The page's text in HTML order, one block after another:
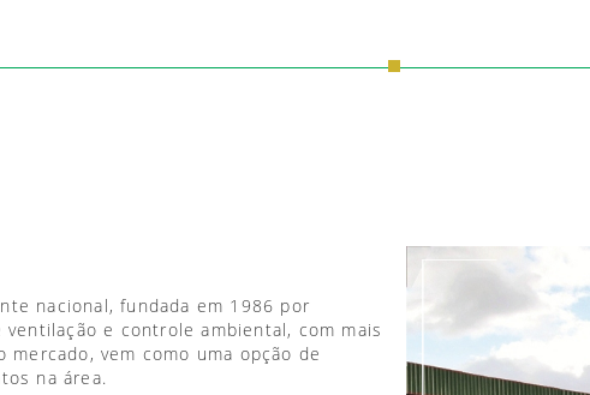
nacional, fundada em 1986 por
e controle ambiental, com mais
vem como uma opção de
na área.